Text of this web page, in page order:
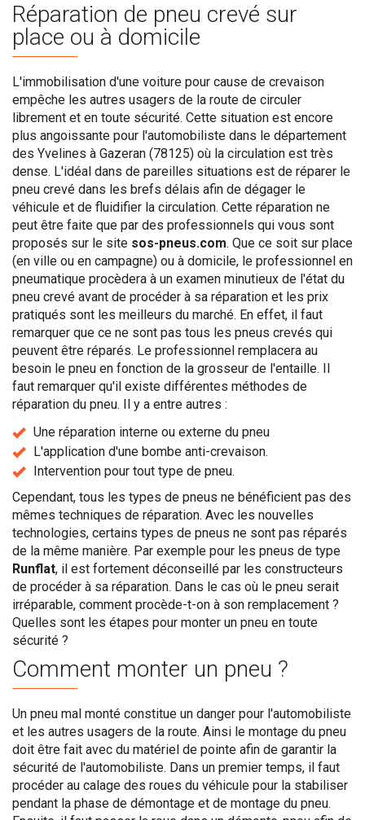
Réparation de pneu crevé sur
place ou à domicile
L'immobilisation d'une voiture pour cause de crevaison
empêche les autres usagers de la route de circuler
librement et en toute sécurité. Cette situation est encore
plus angoissante pour l'automobiliste dans le département
des Yvelines à Gazeran (78125) où la circulation est très
dense. L'idéal dans de pareilles situations est de réparer le
pneu crevé dans les brefs délais afin de dégager le
véhicule et de fluidifier la circulation. Cette réparation ne
peut être faite que par des professionnels qui vous sont
proposés sur le site sos-pneus.com. Que ce soit sur place
(en ville ou en campagne) ou à domicile, le professionnel en
pneumatique procèdera à un examen minutieux de l'état du
pneu crevé avant de procéder à sa réparation et les prix
pratiqués sont les meilleurs du marché. En effet, il faut
remarquer que ce ne sont pas tous les pneus crevés qui
peuvent être réparés. Le professionnel remplacera au
besoin le pneu en fonction de la grosseur de l'entaille. Il
faut remarquer qu'il existe différentes méthodes de
réparation du pneu. Il y a entre autres :
Une réparation interne ou externe du pneu
L'application d'une bombe anti-crevaison.
Intervention pour tout type de pneu.
Cependant, tous les types de pneus ne bénéficient pas des
mêmes techniques de réparation. Avec les nouvelles
technologies, certains types de pneus ne sont pas réparés
de la même manière. Par exemple pour les pneus de type
Runflat, il est fortement déconseillé par les constructeurs
de procéder à sa réparation. Dans le cas où le pneu serait
irréparable, comment procède-t-on à son remplacement ?
Quelles sont les étapes pour monter un pneu en toute
sécurité ?
Comment monter un pneu ?
Un pneu mal monté constitue un danger pour l'automobiliste
et les autres usagers de la route. Ainsi le montage du pneu
doit être fait avec du matériel de pointe afin de garantir la
sécurité de l'automobiliste. Dans un premier temps, il faut
procéder au calage des roues du véhicule pour la stabiliser
pendant la phase de démontage et de montage du pneu.